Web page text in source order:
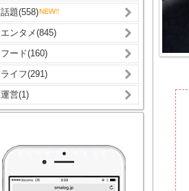
話題(558)
エンタメ(845)
フード(160)
ライフ(291)
運営(1)